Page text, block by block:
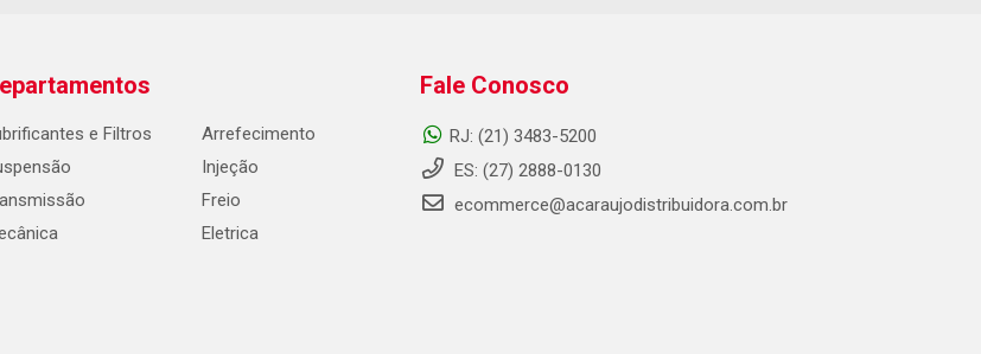
e Filtros
Arrefecimento
Injeção
Freio
Eletrica
Fale Conosco
RJ: (21) 3483-5200
ES: (27) 2888-0130
ecommerce@acaraujodistribuidora.com.br